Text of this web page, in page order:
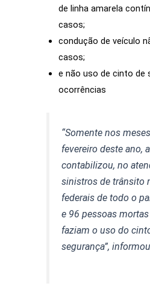
de linha amarela
casos;
condução de veículo
casos;
e não uso de cinto de
ocorrências
“Somente nos
fevereiro deste ano,
contabilizou, no
sinistros de trânsito
federais de todo o
e 96 pessoas
faziam o uso do
segurança”,